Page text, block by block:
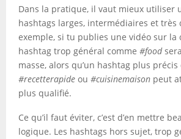
Dans la pratique, il vaut mieux utiliser
hashtags larges, intermédiaires et très
exemple, si tu publies une vidéo sur la
hashtag trop général comme #food
masse, alors qu’un hashtag plus précis
#recetterapide ou #cuisinemaison peut
plus qualifié.
Ce qu’il faut éviter, c’est d’en mettre
logique. Les hashtags hors sujet, trop